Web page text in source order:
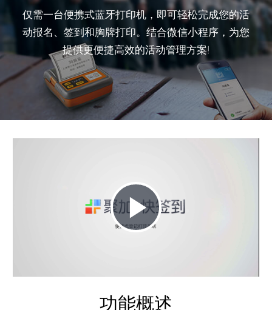
仅需一台便携式蓝牙打印机，即可轻松完成您的活
动报名、签到和胸牌打印。结合微信小程序，为您
提供更便捷高效的活动管理方案!
Play
Video
功能概述